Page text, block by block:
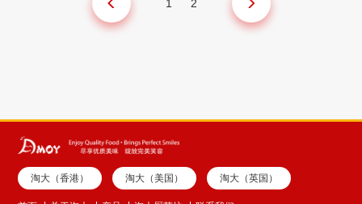
1 2
淘大（香港） 淘大（美国） 淘大（英国）